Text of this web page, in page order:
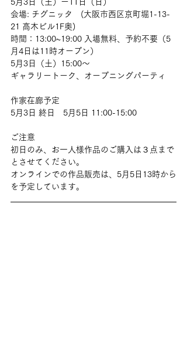
5月3日（土）ー11日（日）
会場: チグニッタ　(大阪市西区京町堀1-13-
21 高木ビル1F奥)
時間：13:00~19:00 入場無料、予約不要（5
月4日は11時オープン）
5月3日（土）15:00～
ギャラリートーク、オープニングパーティ
作家在廊予定
5月3日 終日　5月5日 11:00-15:00
ご注意
初日のみ、お一人様作品のご購入は３点まで
とさせてください。
オンラインでの作品販売は、5月5日13時から
を予定しています。